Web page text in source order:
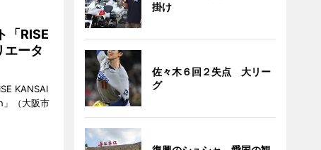
「RISE
ータ
KANSAI
（大阪市
掛け
佐々木６回２失点 大リー
グ